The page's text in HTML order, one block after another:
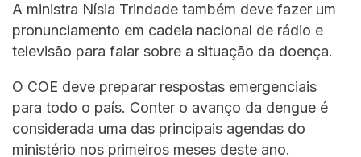
A ministra Nísia Trindade também deve fazer um
pronunciamento em cadeia nacional de rádio e
televisão para falar sobre a situação da doença.
O COE deve preparar respostas emergenciais
para todo o país. Conter o avanço da dengue é
considerada uma das principais agendas do
ministério nos primeiros meses deste ano.